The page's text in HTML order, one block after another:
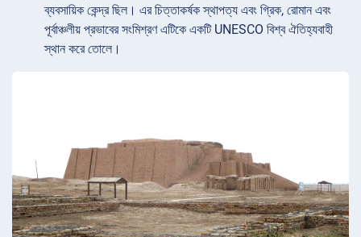
ব্যবসায়িক কেন্দ্র ছিল। এর চিত্তাকর্ষক স্থাপত্য এবং গ্রিক, রোমান এবং
পূর্বাঞ্চলীয় প্রভাবের সংমিশ্রণ এটিকে একটি UNESCO বিশ্ব ঐতিহ্যবাহী
স্থান করে তোলে।